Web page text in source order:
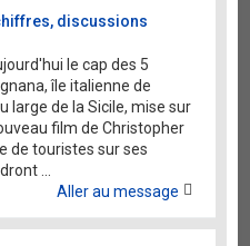
discussions
le cap des 5
île italienne de
large de la Sicile, mise sur
film de Christopher
de touristes sur ses
...
Aller au message